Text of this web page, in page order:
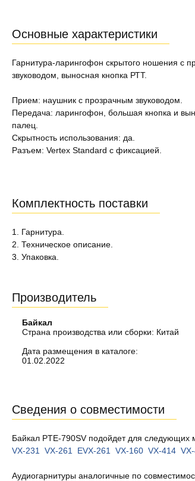
Основные характеристики
Гарнитура-ларингофон скрытого ношения с
звуководом, выносная кнопка РТТ.
Прием: наушник с прозрачным звуководом.
Передача: ларингофон, большая кнопка и
палец.
Скрытность использования: да.
Разъем: Vertex Standard с фиксацией.
Комплектность поставки
1. Гарнитура.
2. Техническое описание.
3. Упаковка.
Производитель
Байкал
Страна производства или сборки: Китай
Дата размещения в каталоге:
01.02.2022
Сведения о совместимости
Байкал PTE-790SV подойдет для следующих
VX-231
VX-261 EVX-261 VX-160 VX-414
Аудиогарнитуры аналогичные по